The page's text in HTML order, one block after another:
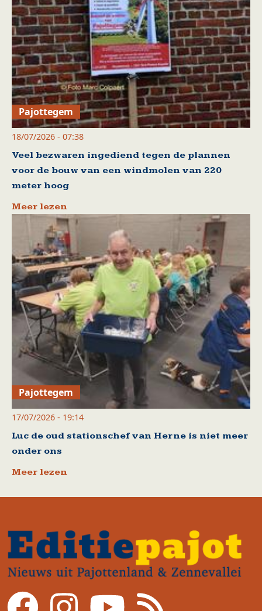
Pajottegem
18/07/2026 - 07:38
Veel bezwaren ingediend tegen de plannen
voor de bouw van een windmolen van 220
meter hoog
Meer lezen
Pajottegem
17/07/2026 - 19:14
Luc de oud stationschef van Herne is niet meer
onder ons
Meer lezen